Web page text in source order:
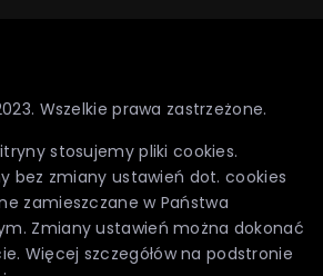
Wszelkie prawa zastrzeżone.
stosujemy pliki cookies.
bez zmiany ustawień dot. cookies
zamieszczane w Państwa
Zmiany ustawień można dokonać
Więcej szczegółów na podstronie